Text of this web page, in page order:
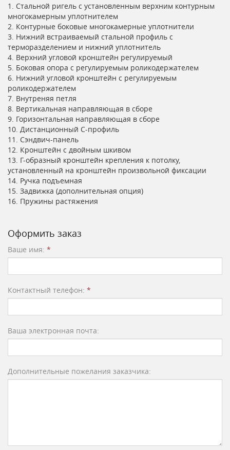
1. Стальной ригель с установленным верхним контурным
многокамерным уплотнителем
2. Контурные боковые многокамерные уплотнители
3. Нижний встраиваемый стальной профиль с
терморазделением и нижний уплотнитель
4. Верхний угловой кронштейн регулируемый
5. Боковая опора с регулируемым роликодержателем
6. Нижний угловой кронштейн с регулируемым
роликодержателем
7. Внутреняя петля
8. Вертикальная направляющая в сборе
9. Горизонтальная направляющая в сборе
10. Дистанционный С-профиль
11. Сэндвич-панель
12. Кронштейн с двойным шкивом
13. Г-образный кронштейн крепления к потолку,
установленный на кронштейн произвольной фиксации
14. Ручка подъемная
15. Задвижка (дополнительная опция)
16. Пружины растяжения
Оформить заказ
Ваше имя: *
Контактный телефон: *
Ваша электронная почта:
Дополнительные пожелания заказчика: